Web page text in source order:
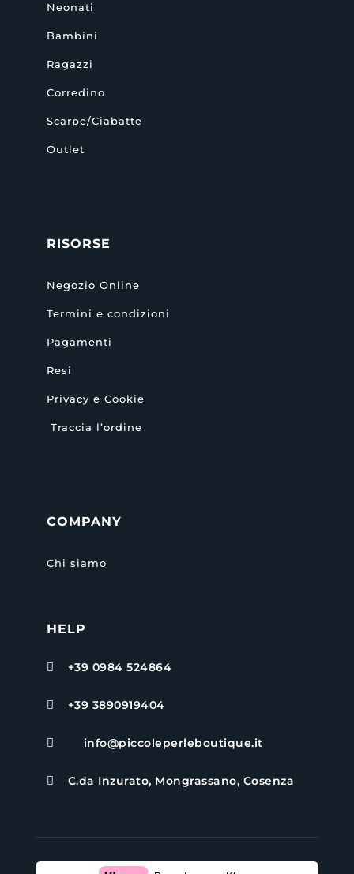
Neonati
Bambini
Ragazzi
Corredino
Scarpe/Ciabatte
Outlet
RISORSE
Negozio Online
Termini e condizioni
Pagamenti
Resi
Privacy e Cookie
Traccia l’ordine
COMPANY
Chi siamo
HELP
 +39 0984 524864
 +39 3890919404
 info@piccoleperleboutique.it
 C.da Inzurato, Mongrassano, Cosenza